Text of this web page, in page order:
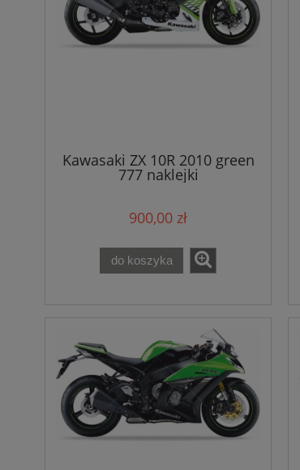
Kawasaki ZX 10R 2010 green
777 naklejki
900,00 zł
do koszyka